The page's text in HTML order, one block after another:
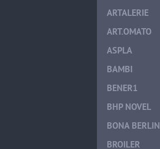
ARTALERIE
ART.OMATO
ASPLA
BAMBI
BENER1
BHP NOVEL
BONA BERLIN
BROILER